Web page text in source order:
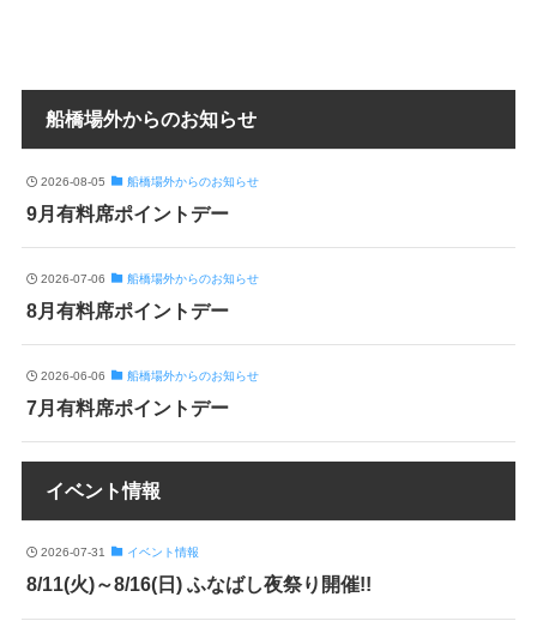
船橋場外からのお知らせ
2026-08-05 船橋場外からのお知らせ
9月有料席ポイントデー
2026-07-06 船橋場外からのお知らせ
8月有料席ポイントデー
2026-06-06 船橋場外からのお知らせ
7月有料席ポイントデー
イベント情報
2026-07-31 イベント情報
8/11(火)～8/16(日) ふなばし夜祭り開催!!